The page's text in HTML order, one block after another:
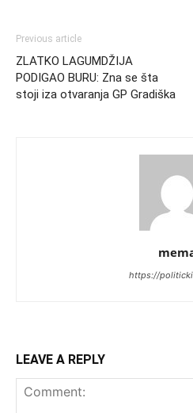
Previous article
ZLATKO LAGUMDŽIJA
PODIGAO BURU: Zna se šta
stoji iza otvaranja GP Gradiška
https://
LEAVE A REPLY